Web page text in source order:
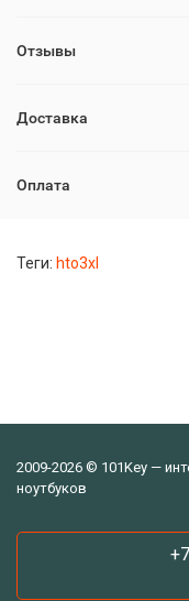
Отзывы
Доставка
Оплата
Теги: hto3xl
2009-2026 © 101Key —
ноутбуков